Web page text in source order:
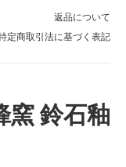
返品について
定商取引法に基づく表記
窯 鈴石釉